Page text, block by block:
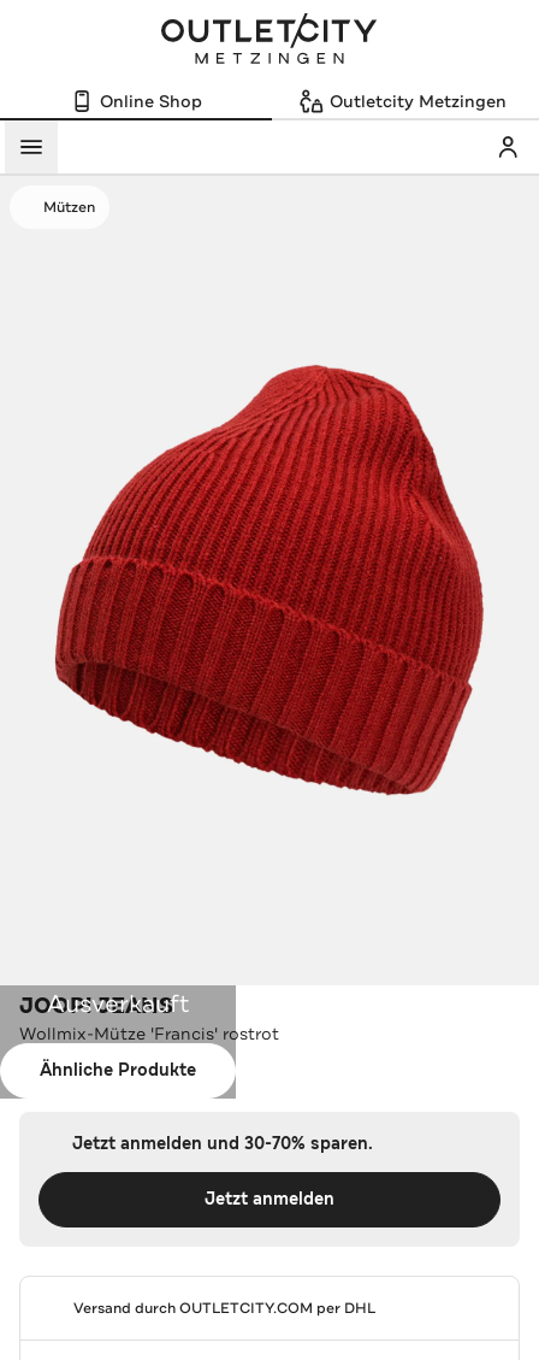
Online Shop Outletcity Metzingen
Menü
Mützen
Ausverkauft
Ähnliche Produkte
JOOP! JEANS
Wollmix-Mütze 'Francis' rostrot
Farbe:rostrot
Jetzt anmelden und 30-70% sparen.
Jetzt anmelden
Versand durchOUTLETCITY.COM per DHL